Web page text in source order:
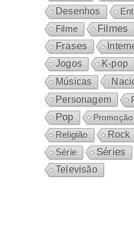
Desenhos
Filme
Filmes
Frases
Jogos
K-pop
Músicas
Personagem
Pop Promoção
Religião
Rock
Série Séries
Televisão